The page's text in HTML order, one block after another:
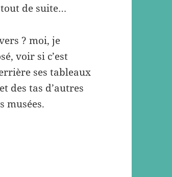
tout de suite…
? moi, je
voir si c’est
ses tableaux
des tas d’autres
musées.